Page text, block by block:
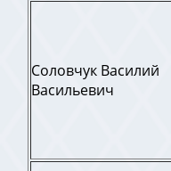
Соловчук Василий
Васильевич